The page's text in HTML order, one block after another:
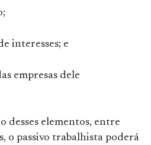
interesses; e
empresas dele
desses elementos, entre
o passivo trabalhista poderá